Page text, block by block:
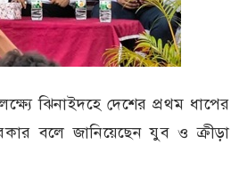
ঝিনাইদহে দেশের প্রথম ধাপের
বলে জানিয়েছেন যুব ও ক্রীড়া